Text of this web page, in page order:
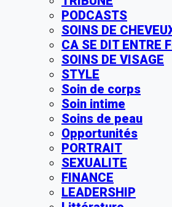
PODCASTS
SOINS DE
CA SE DIT ENTRE
SOINS DE VISAGE
STYLE
Soin de corps
Soin intime
Soins de peau
Opportunités
PORTRAIT
SEXUALITE
FINANCE
LEADERSHIP